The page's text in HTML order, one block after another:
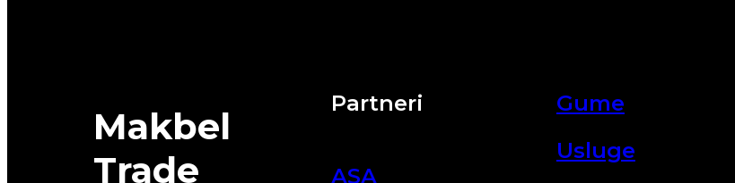
Makbel
Trade
Partneri
ASA
Gume
Usluge